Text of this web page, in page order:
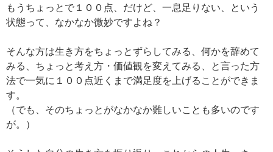
もうちょっとで１００点、だけど、一息足りない、という
状態って、なかなか微妙ですよね？
そんな方は生き方をちょっとずらしてみる、何かを辞めて
みる、ちょっと考え方・価値観を変えてみる、と言った方
法で一気に１００点近くまで満足度を上げることができま
す。
（でも、そのちょっとがなかなか難しいことも多いのです
が。）